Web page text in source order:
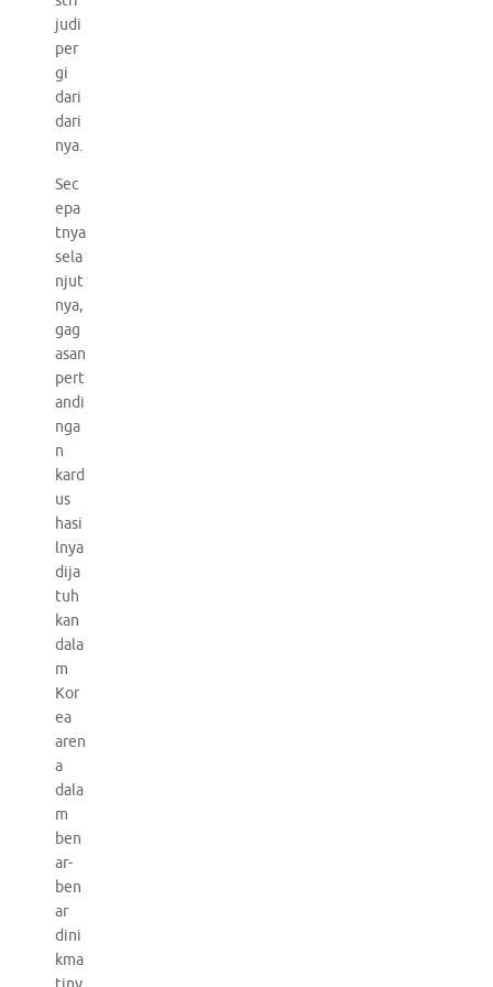
judi
per
gi
dari
dari
nya.
Sec
epa
tnya
sela
njut
nya,
gag
asan
pert
andi
nga
n
kard
us
hasi
lnya
dija
tuh
kan
dala
m
Kor
ea
aren
a
dala
m
ben
ar-
ben
ar
dini
kma